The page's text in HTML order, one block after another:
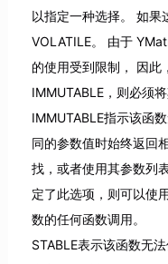
以指定一种选择。 如果
VOLATILE。 由于
的使用受到限制， 因此
IMMUTABLE，则必须
IMMUTABLE指示该函
同的参数值时始终返回
找，或者使用其参数列
定了此选项，则可以使
数的任何函数调用。
STABLE表示该函数无